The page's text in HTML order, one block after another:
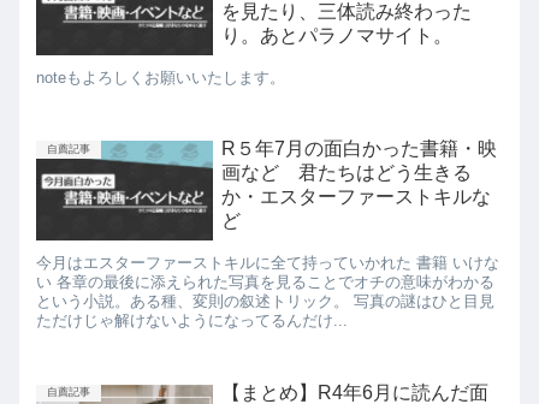
を見たり、三体読み終わった
り。あとパラノマサイト。
noteもよろしくお願いいたします。
自薦記事
R５年7月の面白かった書籍・映
画など 君たちはどう生きる
か・エスターファーストキルな
ど
今月はエスターファーストキルに全て持っていかれた 書籍 いけな
い 各章の最後に添えられた写真を見ることでオチの意味がわかる
という小説。ある種、変則の叙述トリック。 写真の謎はひと目見
ただけじゃ解けないようになってるんだけ...
自薦記事
【まとめ】R4年6月に読んだ面